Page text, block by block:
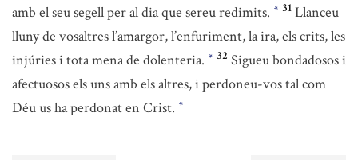
amb el seu segell per al dia que sereu redimits. * 31 Llanceu
lluny de vosaltres l’amargor, l’enfuriment, la ira, els crits, les
injúries i tota mena de dolenteria. * 32 Sigueu bondadosos i
afectuosos els uns amb els altres, i perdoneu-vos tal com
Déu us ha perdonat en Crist. *